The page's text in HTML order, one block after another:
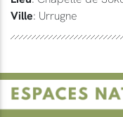
Ville: Urrugne